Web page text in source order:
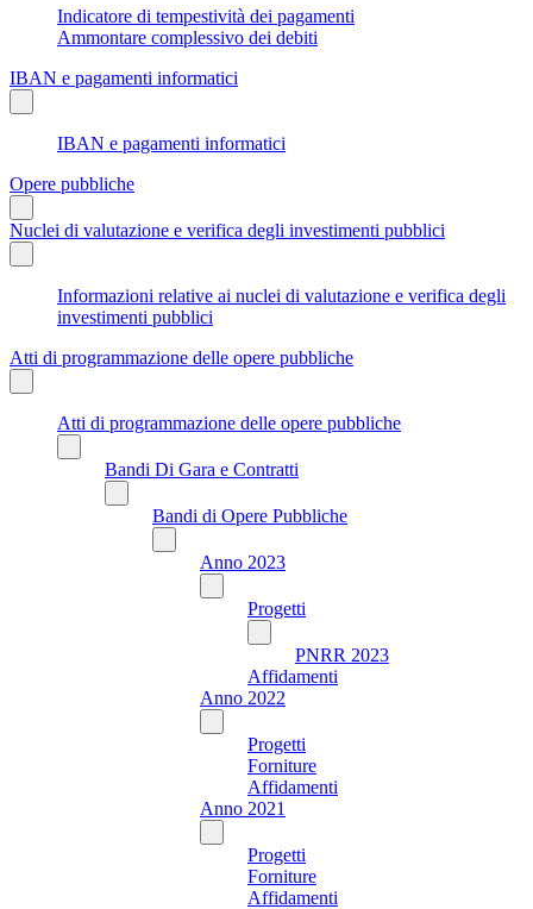
Indicatore di tempestività dei pagamenti
Ammontare complessivo dei debiti
IBAN e pagamenti informatici
IBAN e pagamenti informatici
Opere pubbliche
Nuclei di valutazione e verifica degli investimenti pubblici
Informazioni relative ai nuclei di valutazione e verifica degli
investimenti pubblici
Atti di programmazione delle opere pubbliche
Atti di programmazione delle opere pubbliche
Bandi Di Gara e Contratti
Bandi di Opere Pubbliche
Anno 2023
Progetti
PNRR 2023
Affidamenti
Anno 2022
Progetti
Forniture
Affidamenti
Anno 2021
Progetti
Forniture
Affidamenti